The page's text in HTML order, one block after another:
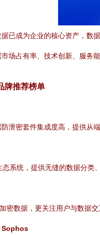
已成为企业的核心资产，数
场占有率、技术创新、服务
牌推荐榜单
泄密套件集成度高，提供从
态系统，提供无缝的数据分
密数据，更关注用户与数据
Sophos